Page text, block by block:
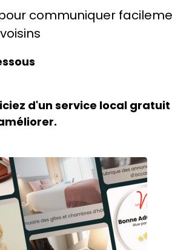
communiquer
d'un service local